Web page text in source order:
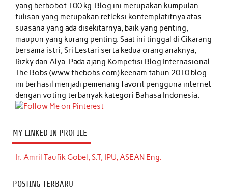
yang berbobot 100 kg. Blog ini merupakan kumpulan
tulisan yang merupakan refleksi kontemplatifnya atas
suasana yang ada disekitarnya, baik yang penting,
maupun yang kurang penting. Saat ini tinggal di Cikarang
bersama istri, Sri Lestari serta kedua orang anaknya,
Rizky dan Alya. Pada ajang Kompetisi Blog Internasional
The Bobs (www.thebobs.com) keenam tahun 2010 blog
ini berhasil menjadi pemenang favorit pengguna internet
dengan voting terbanyak kategori Bahasa Indonesia.
MY LINKED IN PROFILE
Ir. Amril Taufik Gobel, S.T, IPU, ASEAN Eng.
POSTING TERBARU